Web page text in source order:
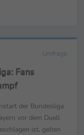
Umfrage
Fans
der Bundesliga
vor dem Duell
ist, gelten